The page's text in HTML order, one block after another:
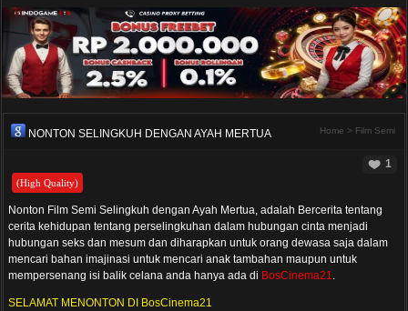
NONTON SELINGKUH DENGAN AYAH MERTUA Home > Film Semi
1
(High Quality)
Nonton Film Semi Selingkuh dengan Ayah Mertua, adalah Bercerita tentang
cerita kehidupan tentang perselingkuhan dalam hubungan cinta menjadi
hubungan seks dan mesum dan diharapkan untuk orang dewasa saja dalam
mencari bahan imajinasi untuk mencari anak tambahan maupun untuk
mempersenang isi balik celana anda hanya ada di BosCinema21.
SELAMAT MENONTON DI BosCinema21